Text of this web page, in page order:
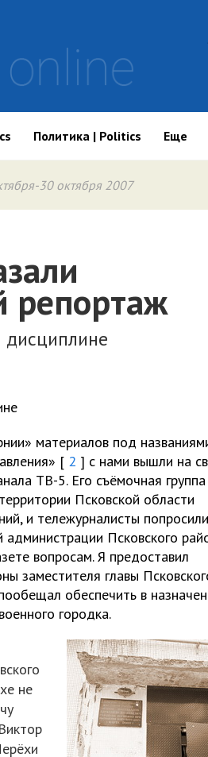
Политика | Politics Еще
30 октября 2007
репортаж
материалов под
[ 2 ] с нами вышли на
ТВ-5. Его съёмочная
Псковской области
и тележурналисты попросили
администрации Псковского
вопросам. Я предоставил
заместителя главы
обеспечить в
городка.
не